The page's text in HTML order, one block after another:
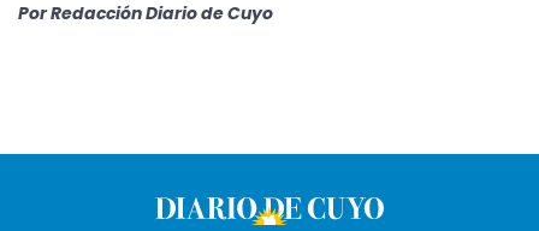
PorRedacción Diario de Cuyo